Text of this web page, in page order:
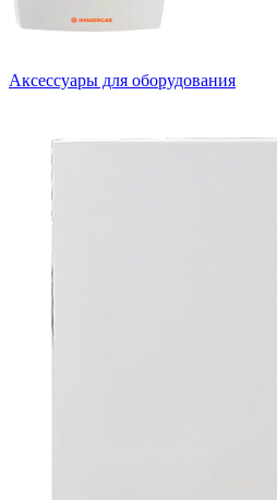
Аксессуары для оборудования